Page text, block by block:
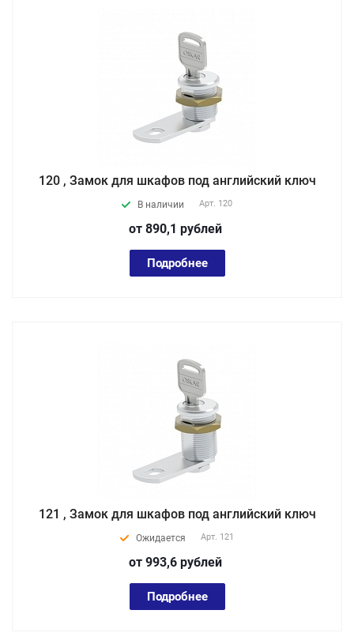
120 , Замок для шкафов под английский ключ
В наличии Арт. 120
от 890,1 рублей
Подробнее
121 , Замок для шкафов под английский ключ
Ожидается Арт. 121
от 993,6 рублей
Подробнее